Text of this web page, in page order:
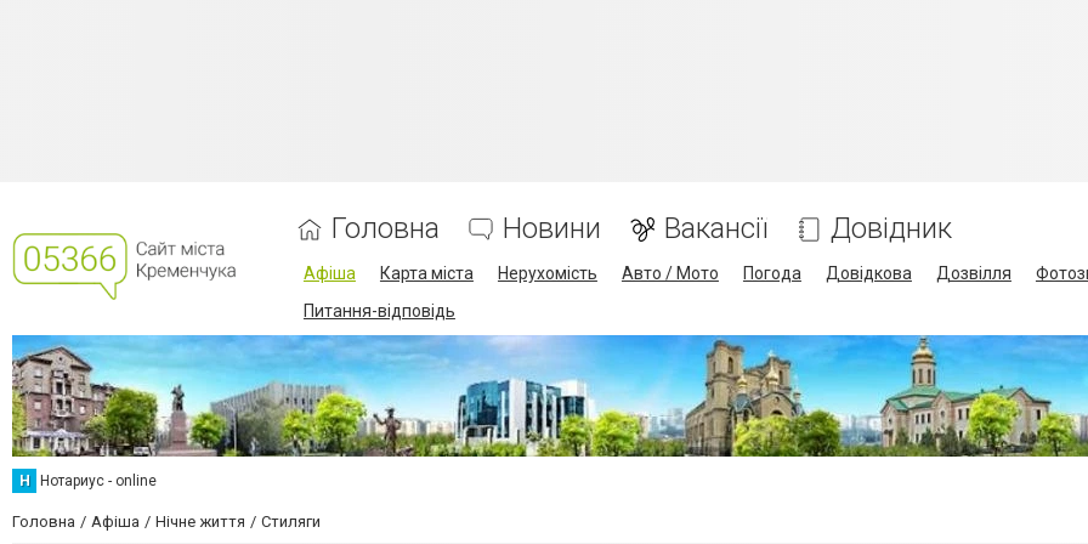
Головна Новини Вакансії Довідник
Афіша Карта міста Нерухомість Авто / Мото Погода Довідкова Дозвілля
Питання-відповідь
Н Нотариус - online
Головна Афіша Нічне життя Стиляги